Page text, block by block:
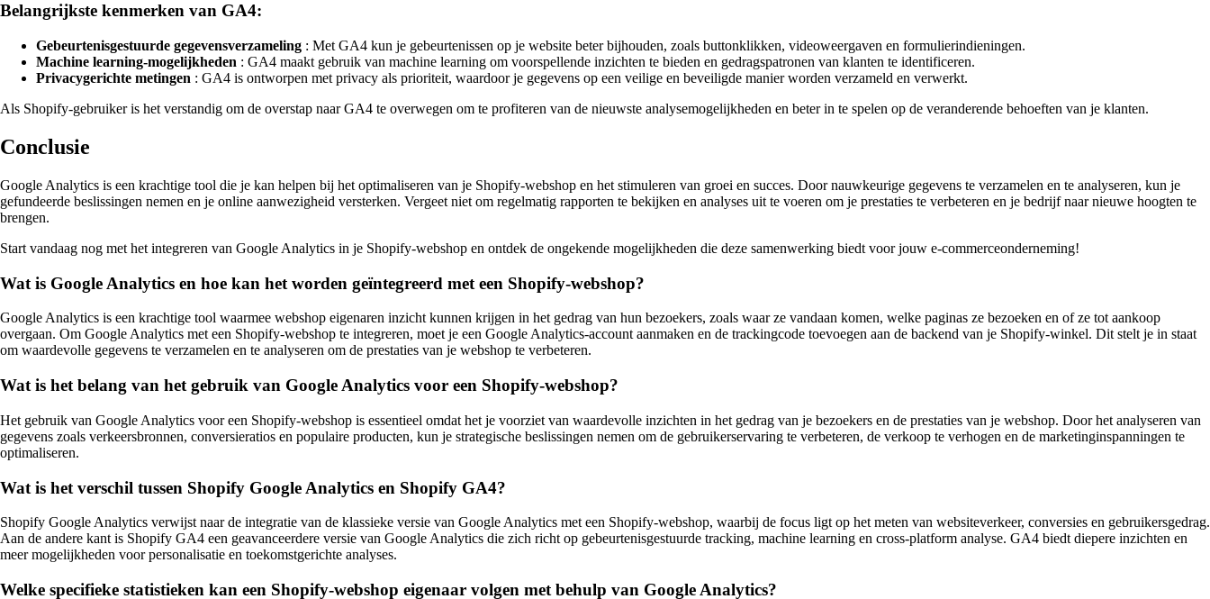
Belangrijkste kenmerken van GA4:
Gebeurtenisgestuurde gegevensverzameling : Met GA4 kun je gebeurtenissen op je website beter bijhouden, zoals buttonklikken, videoweergaven en formulierindieningen.
Machine learning-mogelijkheden : GA4 maakt gebruik van machine learning om voorspellende inzichten te bieden en gedragspatronen van klanten te identificeren.
Privacygerichte metingen : GA4 is ontworpen met privacy als prioriteit, waardoor je gegevens op een veilige en beveiligde manier worden verzameld en verwerkt.
Als Shopify-gebruiker is het verstandig om de overstap naar GA4 te overwegen om te profiteren van de nieuwste analysemogelijkheden en beter in te spelen op de veranderende behoeften van je klanten.
Conclusie
Google Analytics is een krachtige tool die je kan helpen bij het optimaliseren van je Shopify-webshop en het stimuleren van groei en succes. Door nauwkeurige gegevens te verzamelen en te analyseren, kun je
gefundeerde beslissingen nemen en je online aanwezigheid versterken. Vergeet niet om regelmatig rapporten te bekijken en analyses uit te voeren om je prestaties te verbeteren en je bedrijf naar nieuwe hoogten te
brengen.
Start vandaag nog met het integreren van Google Analytics in je Shopify-webshop en ontdek de ongekende mogelijkheden die deze samenwerking biedt voor jouw e-commerceonderneming!
Wat is Google Analytics en hoe kan het worden geïntegreerd met een Shopify-webshop?
Google Analytics is een krachtige tool waarmee webshop eigenaren inzicht kunnen krijgen in het gedrag van hun bezoekers, zoals waar ze vandaan komen, welke paginas ze bezoeken en of ze tot aankoop
overgaan. Om Google Analytics met een Shopify-webshop te integreren, moet je een Google Analytics-account aanmaken en de trackingcode toevoegen aan de backend van je Shopify-winkel. Dit stelt je in staat
om waardevolle gegevens te verzamelen en te analyseren om de prestaties van je webshop te verbeteren.
Wat is het belang van het gebruik van Google Analytics voor een Shopify-webshop?
Het gebruik van Google Analytics voor een Shopify-webshop is essentieel omdat het je voorziet van waardevolle inzichten in het gedrag van je bezoekers en de prestaties van je webshop. Door het analyseren van
gegevens zoals verkeersbronnen, conversieratios en populaire producten, kun je strategische beslissingen nemen om de gebruikerservaring te verbeteren, de verkoop te verhogen en de marketinginspanningen te
optimaliseren.
Wat is het verschil tussen Shopify Google Analytics en Shopify GA4?
Shopify Google Analytics verwijst naar de integratie van de klassieke versie van Google Analytics met een Shopify-webshop, waarbij de focus ligt op het meten van websiteverkeer, conversies en gebruikersgedrag.
Aan de andere kant is Shopify GA4 een geavanceerdere versie van Google Analytics die zich richt op gebeurtenisgestuurde tracking, machine learning en cross-platform analyse. GA4 biedt diepere inzichten en
meer mogelijkheden voor personalisatie en toekomstgerichte analyses.
Welke specifieke statistieken kan een Shopify-webshop eigenaar volgen met behulp van Google Analytics?